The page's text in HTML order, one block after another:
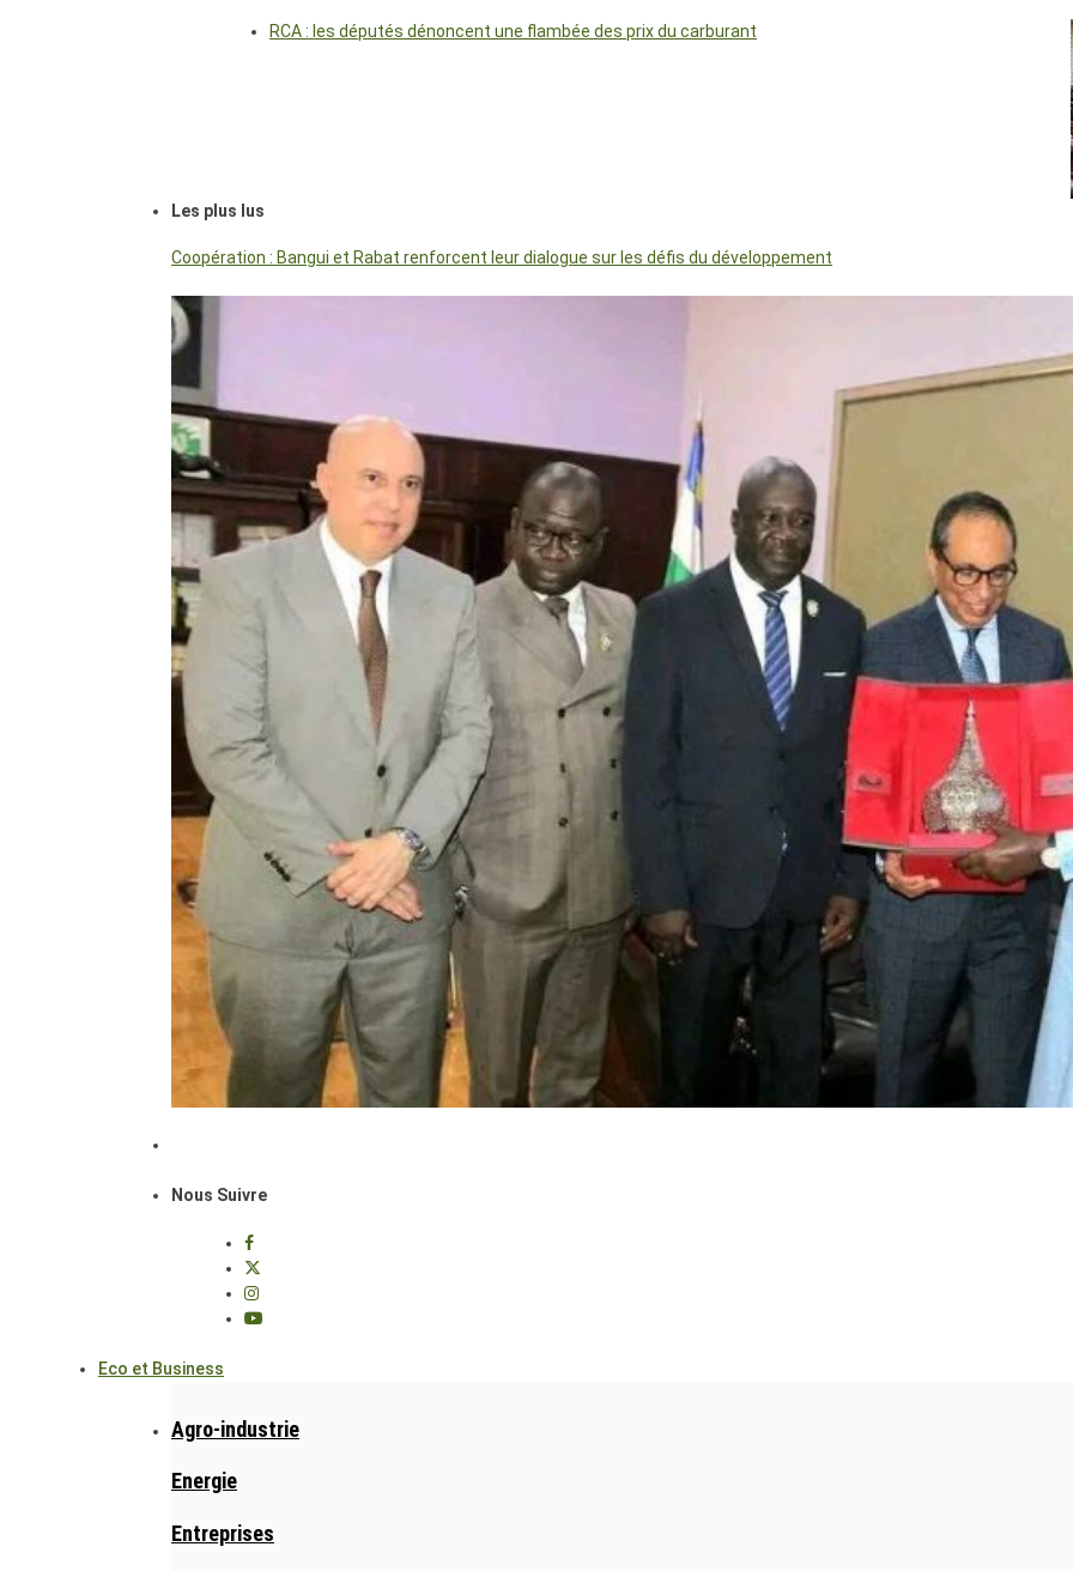
RCA : les députés dénoncent une flambée des prix du carburant
Les plus lus
Coopération : Bangui et Rabat renforcent leur dialogue sur les défis du développement
Nous Suivre
Eco et Business
Agro-industrie
Energie
Entreprises